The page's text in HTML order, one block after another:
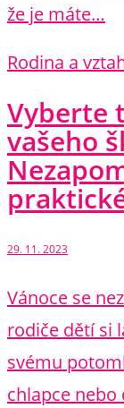
že je máte…
Rodina a
Vyberte
vašeho
29. 11. 2023
Vánoce se
rodiče dětí si
svému
chlapce